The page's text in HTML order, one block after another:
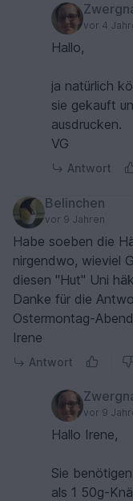
vor 4
Hallo,
ja natürlich
sie gekauft
ausdrucken.
VG
Antwort
Belinchen
vor 9 Jahren
Habe soeben die
nirgendwo, wieviel
diesen "Hut" Uni
Danke für die
Ostermontag-
Irene
Antwort
vor 9
Hallo Irene,
Sie
als 1 50g-